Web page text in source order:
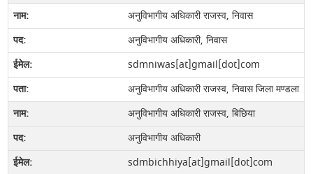
अनुविभागीय अधिकारी राजस्‍व, निवास
अनुविभागीय अधिकारी, निवास
sdmniwas[at]gmail[dot]com
अनुविभागीय अधिकारी राजस्‍व, निवास जिला मण्‍डला
अनुविभागीय अधिकारी राजस्‍व, बिछिया
अनुविभागीय अधिकारी
sdmbichhiya[at]gmail[dot]com